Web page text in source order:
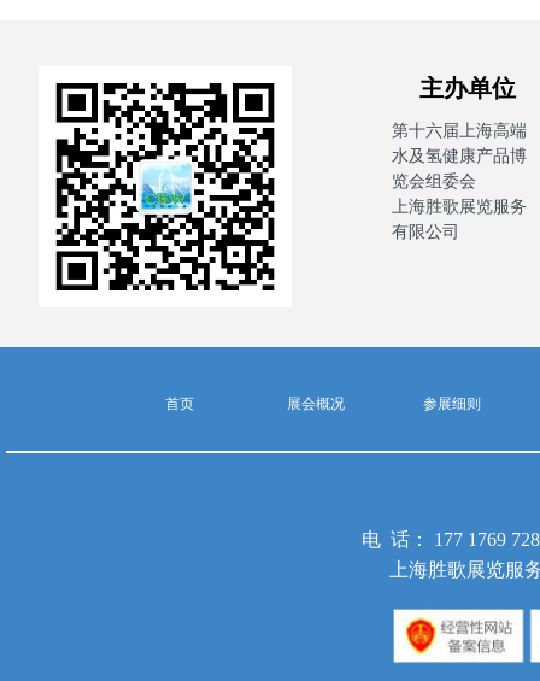
电 话： 177 1769
上海胜歌展览服
首页 展会概况 参展细则
主办
第十六届上海高端
水及氢健康产品博
览会组委会
上海胜歌展览服务
有限公司